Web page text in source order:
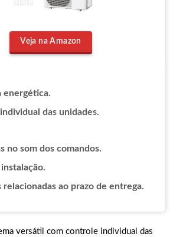
Veja na Amazon
energética.
das unidades.
no som dos comandos.
instalação.
relacionadas ao prazo de entrega.
versátil com controle individual das